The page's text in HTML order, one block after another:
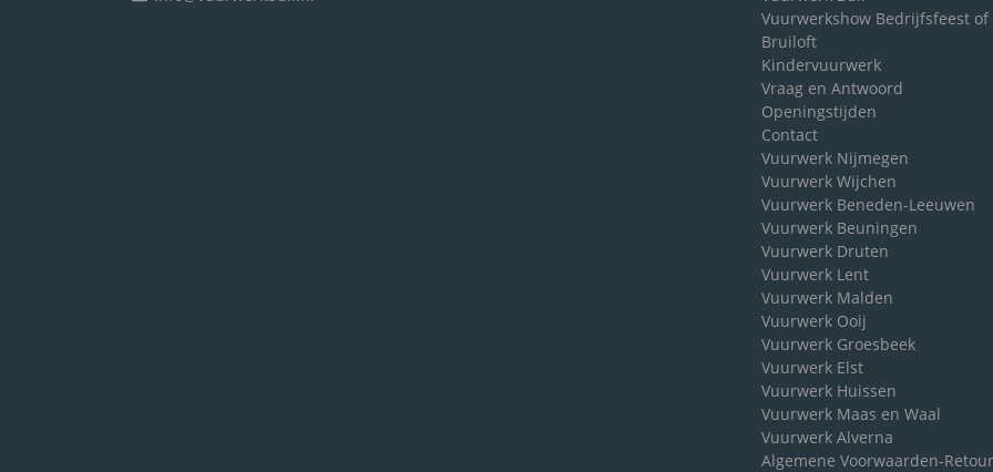
Vuurwerkshow Bedrijfsfeest of
Bruiloft
Kindervuurwerk
Vraag en Antwoord
Openingstijden
Contact
Vuurwerk Nijmegen
Vuurwerk Wijchen
Vuurwerk Beneden-Leeuwen
Vuurwerk Beuningen
Vuurwerk Druten
Vuurwerk Lent
Vuurwerk Malden
Vuurwerk Ooij
Vuurwerk Groesbeek
Vuurwerk Elst
Vuurwerk Huissen
Vuurwerk Maas en Waal
Vuurwerk Alverna
Algemene Voorwaarden-